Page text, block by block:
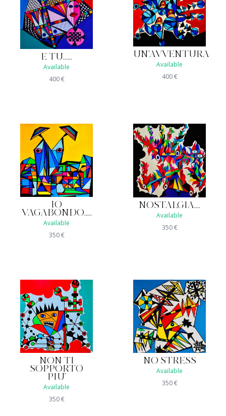
E TU......
Available
400€
UN'AVVENTURA
Available
400€
IO
VAGABONDO.....
Available
350€
NOSTALGIA....
Available
350€
NON TI
SOPPORTO
PIU'
Available
350€
NO STRESS
Available
350€